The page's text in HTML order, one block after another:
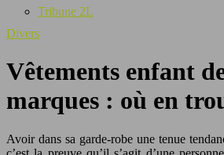
Tribune 2L
Divers
Vêtements enfant
marques : où en
Avoir dans sa garde-robe une tenue